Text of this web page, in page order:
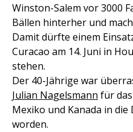
Winston-Salem vor 3000
Bällen hinterher und
Damit dürfte einem
Curacao am 14. Juni in
stehen.
Der 40-Jährige war
Julian Nagelsmann für
Mexiko und Kanada in
worden.